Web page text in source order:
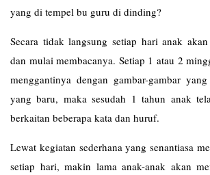
yang di tempel bu guru di dinding?
Secara tidak langsung setiap hari anak
dan mulai membacanya. Setiap 1 atau 2
menggantinya dengan gambar-gambar
yang baru, maka sesudah 1 tahun anak
berkaitan beberapa kata dan huruf.
Lewat kegiatan sederhana yang senantiasa
setiap hari, makin lama anak-anak akan